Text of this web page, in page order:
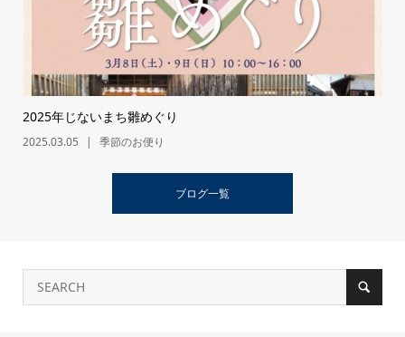
2025年じないまち雛めぐり
2025.03.05 季節のお便り
ブログ一覧